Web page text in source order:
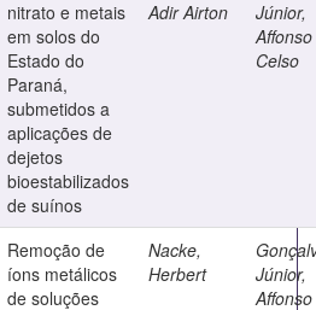
nitrato e metais
em solos do
Estado do
Paraná,
submetidos a
aplicações de
dejetos
bioestabilizados
de suínos
Adir Airton
Júnior,
Affonso
Celso
Remoção de
íons metálicos
de soluções
Nacke,
Herbert
Júnior,
Affonso